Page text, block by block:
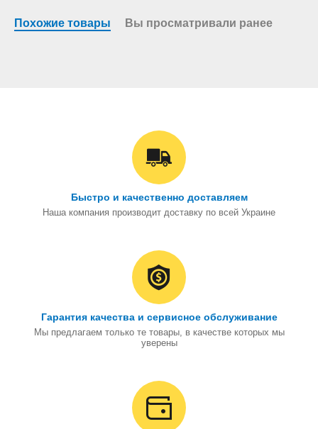
Похожие товары Вы просматривали ранее
Быстро и качественно доставляем
Наша компания производит доставку по всей Украине
Гарантия качества и сервисное обслуживание
Мы предлагаем только те товары, в качестве которых мы
уверены